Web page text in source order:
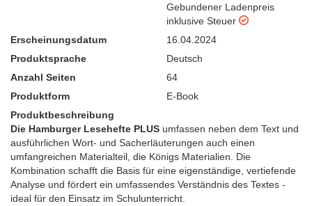
Gebundener Ladenpreis
inklusive Steuer
Erscheinungsdatum
16.04.2024
Produktsprache
Deutsch
Anzahl Seiten
64
Produktform
E-Book
Produktbeschreibung
Die Hamburger Lesehefte PLUS umfassen neben dem Text und
ausführlichen Wort- und Sacherläuterungen auch einen
umfangreichen Materialteil, die Königs Materialien. Die
Kombination schafft die Basis für eine eigenständige, vertiefende
Analyse und fördert ein umfassendes Verständnis des Textes -
ideal für den Einsatz im Schulunterricht.